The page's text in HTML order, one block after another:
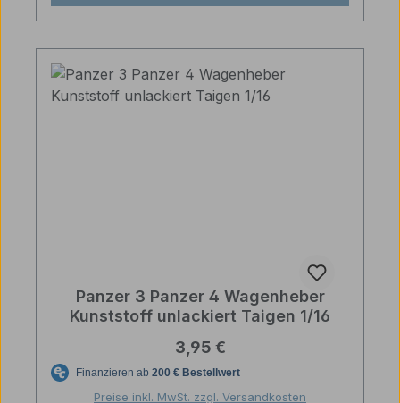
Panzer 3 Panzer 4 Wagenheber
Kunststoff unlackiert Taigen 1/16
Regulärer Preis:
3,95 €
Preise inkl. MwSt. zzgl. Versandkosten